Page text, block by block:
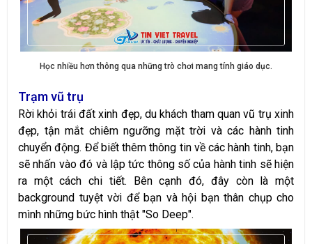
Học nhiều hơn thông qua những trò chơi mang tính giáo dục.
Trạm vũ trụ
Rời khỏi trái đất xinh đẹp, du khách tham quan vũ trụ xinh
đẹp, tận mắt chiêm ngưỡng mặt trời và các hành tinh
chuyển động. Để biết thêm thông tin về các hành tinh, bạn
sẽ nhấn vào đó và lập tức thông số của hành tinh sẽ hiện
ra một cách chi tiết. Bên cạnh đó, đây còn là một
background tuyệt vời để bạn và hội bạn thân chụp cho
mình những bức hình thật "So Deep".